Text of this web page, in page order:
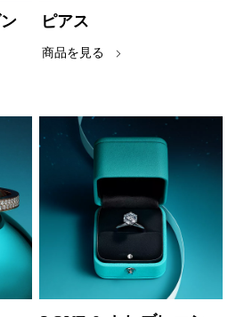
ピアス
商品を見る